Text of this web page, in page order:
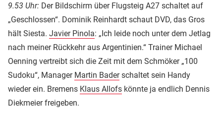
9.53 Uhr: Der Bildschirm über Flugsteig A27 schaltet auf
„Geschlossen“. Dominik Reinhardt schaut DVD, das Gros
hält Siesta. Javier Pinola: „Ich leide noch unter dem Jetlag
nach meiner Rückkehr aus Argentinien.“ Trainer Michael
Oenning vertreibt sich die Zeit mit dem Schmöker „100
Sudoku“, Manager Martin Baderschaltet sein Handy
wieder ein. Bremens Klaus Allofs könnte ja endlich Dennis
Diekmeier freigeben.